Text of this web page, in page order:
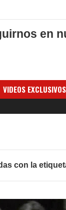
en
VIDEOS EXCLUSIVOS
con la